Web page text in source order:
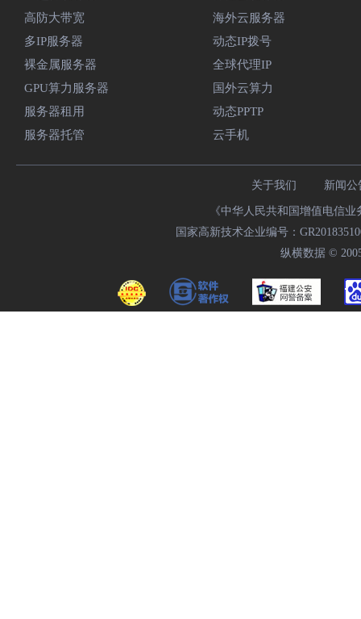
高防大带宽
多IP服务器
裸金属服务器
GPU算力服务器
服务器租用
服务器托管
海外云服务器
动态IP拨号
全球代理IP
国外云算力
动态PPTP
云手机
关于我们 新闻公
《中华人民共和国增值电信
国家高新技术企业编号：
纵横数据 ©